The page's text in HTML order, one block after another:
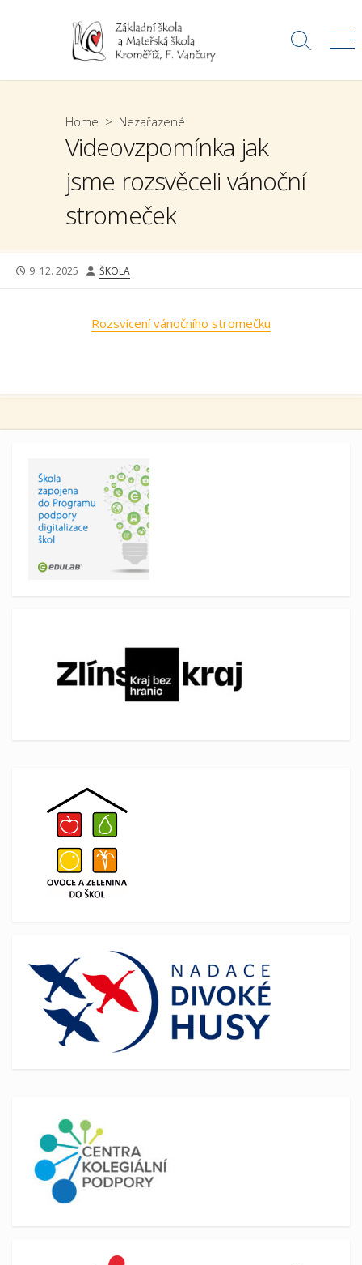
Search
Home > Nezařazené
Videovzpomínka jak
jsme rozsvěceli vánoční
stromeček
PUBLISHED
9. 12. 2025 AUTHOR
ŠKOLA
Rozsvícení vánočního stromečku